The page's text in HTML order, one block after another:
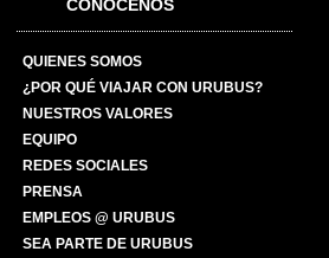
CONOCENOS
QUIENES SOMOS
¿POR QUÉ VIAJAR CON URUBUS?
NUESTROS VALORES
EQUIPO
REDES SOCIALES
PRENSA
EMPLEOS @ URUBUS
SEA PARTE DE URUBUS